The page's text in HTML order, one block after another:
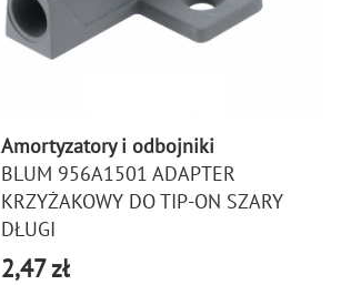
Amortyzatory i odbojniki
BLUM 956A1501 ADAPTER
KRZYŻAKOWY DO TIP-ON SZARY
DŁUGI
2,47 zł